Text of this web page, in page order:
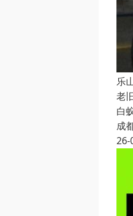
乐
老
白
成
26-